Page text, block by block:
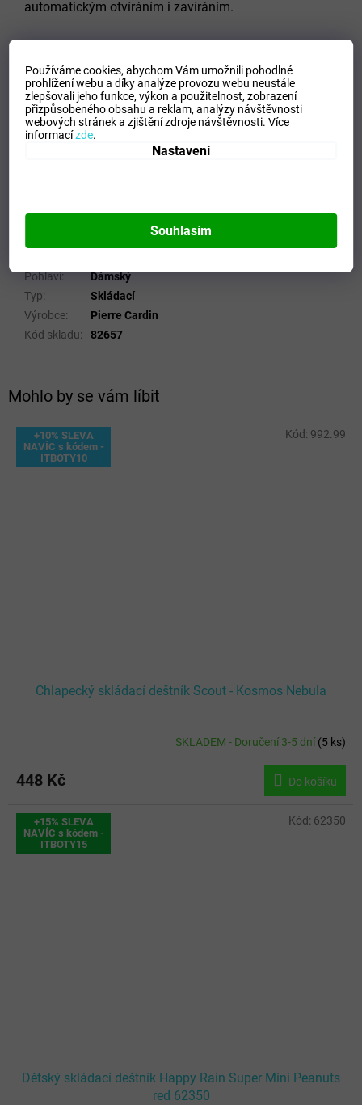
Používáme cookies, abychom Vám umožnili pohodlné
prohlížení webu a díky analýze provozu webu neustále
zlepšovali jeho funkce, výkon a použitelnost,zobrazení
přizpůsobeného obsahu a reklam, analýzy návštěvnosti
webových stránek a zjištění zdroje návštěvnosti.Více
informacízde.
Nastavení
Souhlasím
Mohlo by se vám líbit
+10% SLEVA
NAVÍC s kódem -
ITBOTY10
Chlapecký skládací deštník Scout - Kosmos Nebula
SKLADEM - Doručení 3-5 dní(5 ks)
448 Kč Do košíku
Kód: 992.99
+15% SLEVA
NAVÍC s kódem -
ITBOTY15
Dětský skládací deštník Happy Rain Super Mini Peanuts
red 62350
Kód: 62350
automatickým otvíráním i zavíráním.
Barva:kombinace červené a černé
Odlehčená konstrukce.
Váha320 g
Hmotnost
4012428826571
Pohlaví:
Dámský
Typ:
Skládací
Výrobce:
Pierre Cardin
Kód skladu: 82657